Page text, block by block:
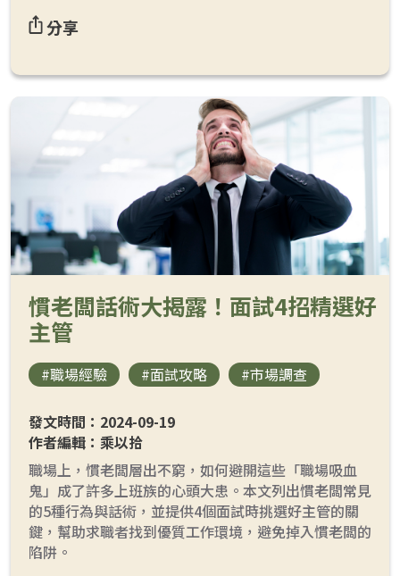
分享
慣老闆話術大揭露！面試4招精選好
主管
#職場經驗 #面試攻略 #市場調查
發文時間：2024-09-19
作者編輯：乘以拾
職場上，慣老闆層出不窮，如何避開這些「職場吸血
鬼」成了許多上班族的心頭大患。本文列出慣老闆常見
的5種行為與話術，並提供4個面試時挑選好主管的關
鍵，幫助求職者找到優質工作環境，避免掉入慣老闆的
陷阱。